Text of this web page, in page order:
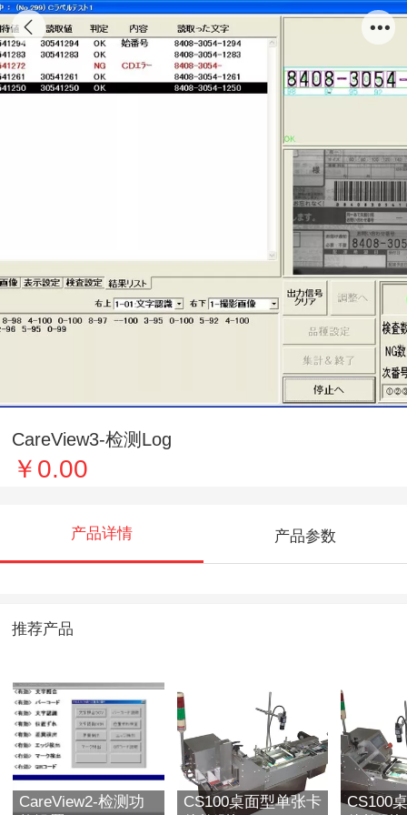
CareView3-检测Log
￥0.00
产品详情 产品参数
推荐产品
CareView2-检测功
CS100桌面型单张卡
CS100